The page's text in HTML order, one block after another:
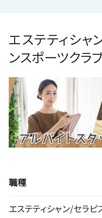
エステティシャ
ンスポーツクラ
職種
エステティシャン/セラピ